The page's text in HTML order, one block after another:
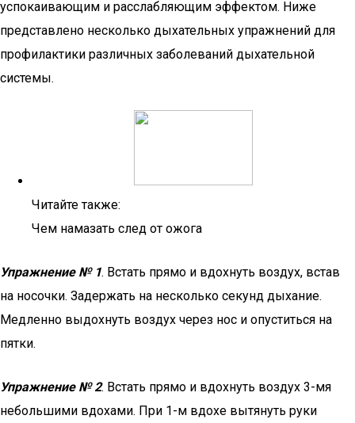
успокаивающим и расслабляющим эффектом. Ниже
представлено несколько дыхательных упражнений для
профилактики различных заболеваний дыхательной
системы.
Читайте также:
Чем намазать след от ожога
Упражнение № 1. Встать прямо и вдохнуть воздух, встав
на носочки. Задержать на несколько секунд дыхание.
Медленно выдохнуть воздух через нос и опуститься на
пятки.
Упражнение № 2. Встать прямо и вдохнуть воздух 3-мя
небольшими вдохами. При 1-м вдохе вытянуть руки